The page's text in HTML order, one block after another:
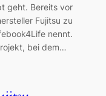
geht. Bereits vor
Fujitsu zu
nennt.
bei dem…